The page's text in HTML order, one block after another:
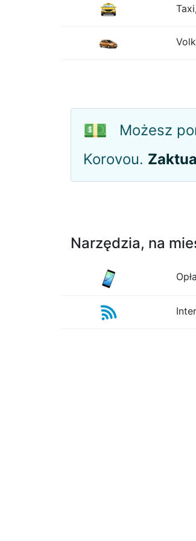
💵
Możesz
Korovou.
Narzędzia, na